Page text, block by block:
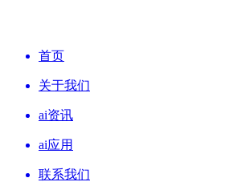
首页
关于我们
ai资讯
ai应用
联系我们